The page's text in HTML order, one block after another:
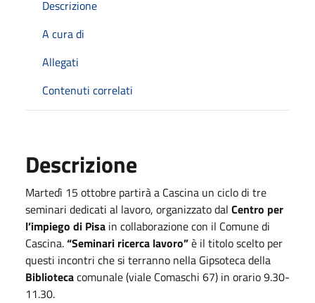
Descrizione
A cura di
Allegati
Contenuti correlati
Descrizione
Martedì 15 ottobre partirà a Cascina un ciclo di tre
seminari dedicati al lavoro, organizzato dal Centro per
l’impiego di Pisa in collaborazione con il Comune di
Cascina.“Seminari ricerca lavoro”è il titolo scelto per
questi incontri che si terranno nella Gipsoteca della
Bibliotecacomunale (viale Comaschi 67) in orario 9.30-
11.30.